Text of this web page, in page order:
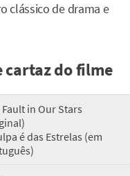
clássico de drama e
cartaz do filme
in Our Stars
é das Estrelas (em